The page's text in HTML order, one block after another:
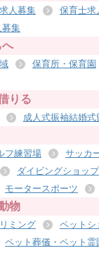
人募集 保育士求
集
保育所・保育園
りる
成人式振袖結婚
フ練習場 サッカ
ダイビングショップ
モータースポーツ
物
ミング
ペットシ
ペット葬儀・ペット霊